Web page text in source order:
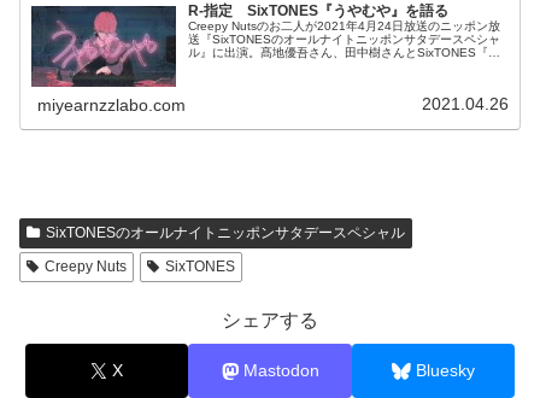
R-指定 SixTONES『うやむや』を語る
Creepy Nutsのお二人が2021年4月24日放送のニッポン放
送『SixTONESのオールナイトニッポンサタデースペシャ
ル』に出演。髙地優吾さん、田中樹さんとSixTONES『う
miyearnzzlabo.com 2021.04.26
SixTONESのオールナイトニッポンサタデースペシャル
Creepy Nuts
SixTONES
シェアする
X Mastodon Bluesky